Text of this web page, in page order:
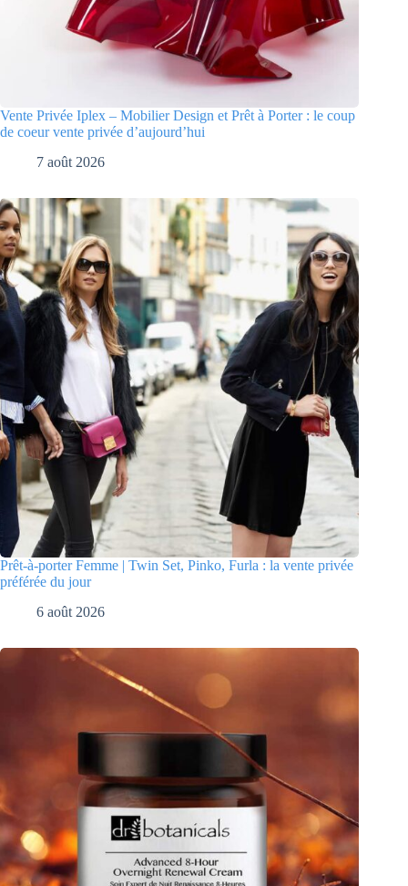
Vente Privée Iplex – Mobilier Design et Prêt à Porter : le coup
de coeur vente privée d’aujourd’hui
7 août 2026
Prêt-à-porter Femme | Twin Set, Pinko, Furla : la vente privée
préférée du jour
6 août 2026